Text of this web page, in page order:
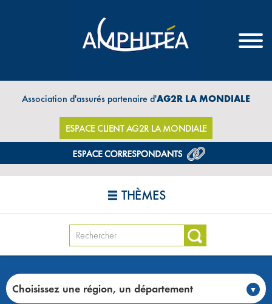
Association d'assurés partenaire d'AG2R LA MONDIALE
ESPACE CLIENT AG2R LA MONDIALE
THÈMES
Choisissez une région, un département